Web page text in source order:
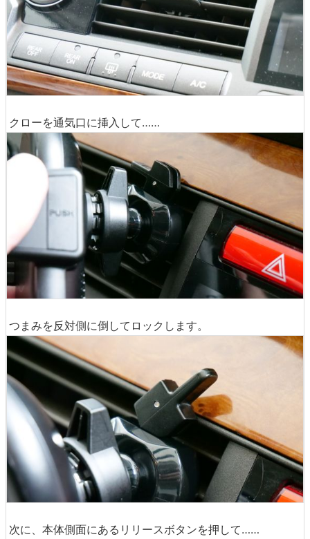
クローを通気口に挿入して……
つまみを反対側に倒してロックします。
次に、本体側面にあるリリースボタンを押して……